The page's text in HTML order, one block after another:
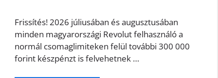
Frissítés! 2026 júliusában és augusztusában
minden magyarországi Revolut felhasználó a
normál csomaglimiteken felül további 300 000
forint készpénzt is felvehetnek …